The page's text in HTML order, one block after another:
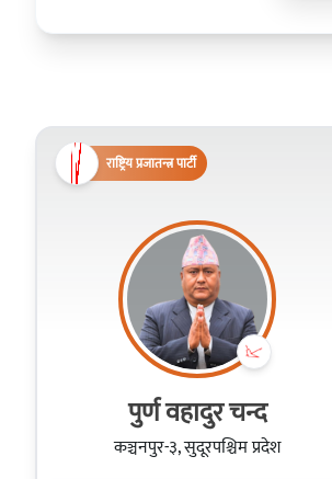
राष्ट्रिय प्रजातन्त्र पार्टी
पुर्ण वहादुर चन्द
कञ्चनपुर-३, सुदूरपश्चिम प्रदेश